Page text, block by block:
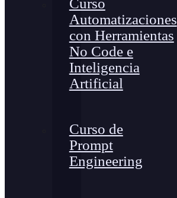
Curso
Automatizaciones
con Herramientas
No Code e
Inteligencia
Artificial
Curso de
Prompt
Engineering